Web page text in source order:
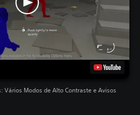
Vários Modos de Alto Contraste e Avisos